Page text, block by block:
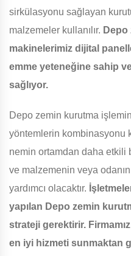
sirkülasyonu sağlayan
malzemeler kullanılır.
makinelerimiz dijital
emme yeteneğine sahip
sağlıyor.
Depo zemin kurutma
yöntemlerin kombinasyonu
nemin ortamdan daha etkili
ve malzemenin veya odanın
yardımcı olacaktır.
yapılan Depo zemin
strateji gerektirir.
en iyi hizmeti sunmaktan